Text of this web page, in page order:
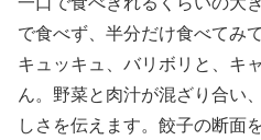
で食べず、半分だけ食べてみ
キュッキュ、バリボリと、キ
ん。野菜と肉汁が混ざり合い
しさを伝えます。餃子の断面